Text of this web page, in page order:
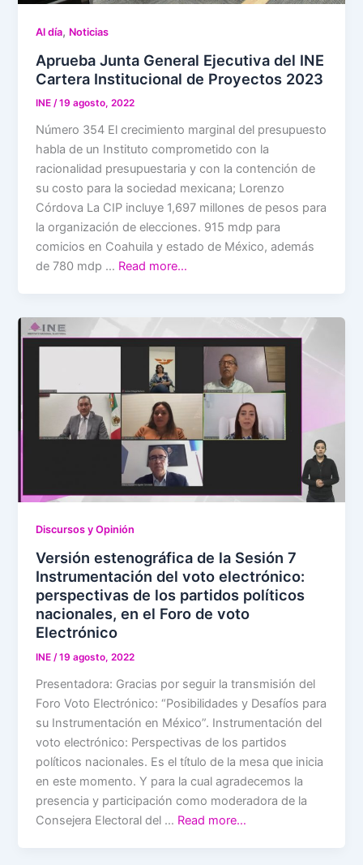
Al día, Noticias
Aprueba Junta General Ejecutiva del INE
Cartera Institucional de Proyectos 2023
INE/19 agosto, 2022
Número 354 El crecimiento marginal del presupuesto
habla de un Instituto comprometido con la
racionalidad presupuestaria y con la contención de
su costo para la sociedad mexicana; Lorenzo
Córdova La CIP incluye 1,697 millones de pesos para
la organización de elecciones. 915 mdp para
comicios en Coahuila y estado de México, además
de 780 mdp … Read more…
Discursos y Opinión
Versión estenográfica de la Sesión 7
Instrumentación del voto electrónico:
perspectivas de los partidos políticos
nacionales, en el Foro de voto
Electrónico
INE/19 agosto, 2022
Presentadora: Gracias por seguir la transmisión del
Foro Voto Electrónico: “Posibilidades y Desafíos para
su Instrumentación en México”. Instrumentación del
voto electrónico: Perspectivas de los partidos
políticos nacionales. Es el título de la mesa que inicia
en este momento. Y para la cual agradecemos la
presencia y participación como moderadora de la
Consejera Electoral del … Read more…